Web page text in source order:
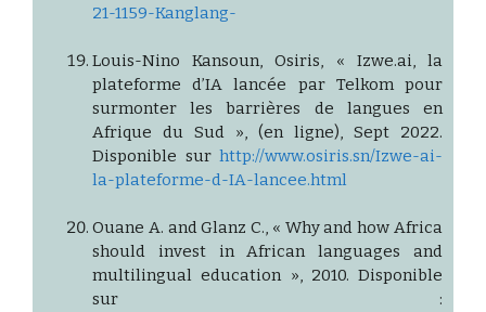
21-1159-Kanglang-
Louis-Nino Kansoun, Osiris, « Izwe.ai, la
plateforme d’IA lancée par Telkom pour
surmonter les barrières de langues en
Afrique du Sud », (en ligne), Sept 2022.
Disponible sur http://www.osiris.sn/Izwe-ai-
la-plateforme-d-IA-lancee.html
Ouane A. and Glanz C., « Why and how Africa
should invest in African languages and
multilingual education », 2010. Disponible
sur :